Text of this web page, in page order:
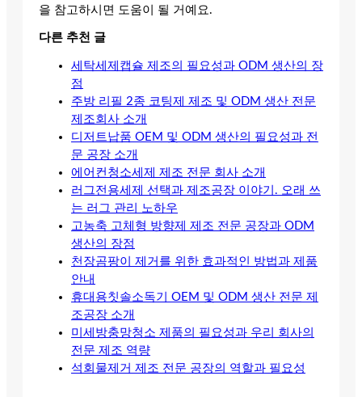
을 참고하시면 도움이 될 거예요.
다른 추천 글
세탁세제캡슐 제조의 필요성과 ODM 생산의 장
점
주방 리필 2종 코팅제 제조 및 ODM 생산 전문
제조회사 소개
디저트납품 OEM 및 ODM 생산의 필요성과 전
문 공장 소개
에어컨청소세제 제조 전문 회사 소개
러그전용세제 선택과 제조공장 이야기. 오래 쓰
는 러그 관리 노하우
고농축 고체형 방향제 제조 전문 공장과 ODM
생산의 장점
천장곰팡이 제거를 위한 효과적인 방법과 제품
안내
휴대용칫솔소독기 OEM 및 ODM 생산 전문 제
조공장 소개
미세방충망청소 제품의 필요성과 우리 회사의
전문 제조 역량
석회물제거 제조 전문 공장의 역할과 필요성